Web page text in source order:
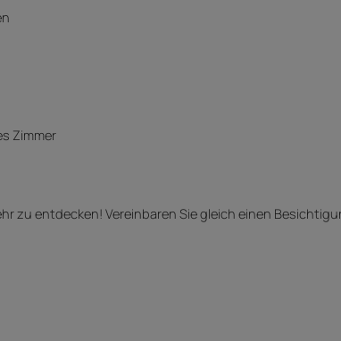
Zimmer
zu entdecken! Vereinbaren Sie gleich einen